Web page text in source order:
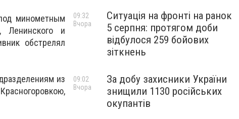
минометным
Ленинского и
обстрелял
из
Ситуація на фронті на ранок
5 серпня: протягом доби
відбулося 259 бойових
зіткнень
09:32
Вчора
За добу захисники України
знищили 1130 російських
окупантів
09:02
Вчора